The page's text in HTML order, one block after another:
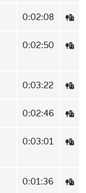
0:02:08
0:02:50
0:03:22
0:02:46
0:03:01
0:01:36